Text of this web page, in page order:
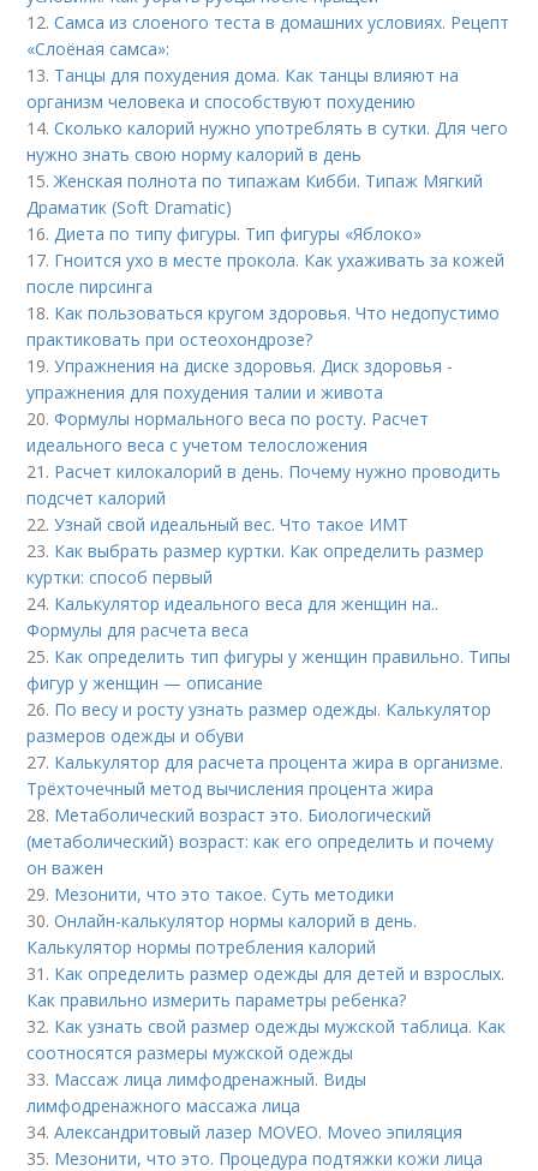
12.Самса из слоеного теста в домашних условиях. Рецепт
«Слоёная самса»:
13. Танцы для похудения дома. Как танцы влияют на
организм человека и способствуют похудению
14.Сколько калорий нужно употреблять в сутки. Для чего
нужно знать свою норму калорий в день
15.Женская полнота по типажам Кибби. Типаж Мягкий
Драматик (Soft Dramatic)
16.Диета по типу фигуры. Тип фигуры «Яблоко»
17. Гноится ухо в месте прокола. Как ухаживать за кожей
после пирсинга
18. Как пользоваться кругом здоровья. Что недопустимо
практиковать при остеохондрозе?
19.Упражнения на диске здоровья. Диск здоровья -
упражнения для похудения талии и живота
20.Формулы нормального веса по росту. Расчет
идеального веса с учетом телосложения
21. Расчет килокалорий в день. Почему нужно проводить
подсчет калорий
22.Узнай свой идеальный вес. Что такое ИМТ
23. Как выбрать размер куртки. Как определить размер
куртки: способ первый
24. Калькулятор идеального веса для женщин на..
Формулы для расчета веса
25. Как определить тип фигуры у женщин правильно. Типы
фигур у женщин — описание
26. По весу и росту узнать размер одежды. Калькулятор
размеров одежды и обуви
27. Калькулятор для расчета процента жира в организме.
Трёхточечный метод вычисления процента жира
28. Метаболический возраст это. Биологический
(метаболический) возраст: как его определить и почему
он важен
29. Мезонити, что это такое. Суть методики
30.Онлайн-калькулятор нормы калорий в день.
Калькулятор нормы потребления калорий
31. Как определить размер одежды для детей и взрослых.
Как правильно измерить параметры ребенка?
32. Как узнать свой размер одежды мужской таблица. Как
соотносятся размеры мужской одежды
33. Массаж лица лимфодренажный. Виды
лимфодренажного массажа лица
34.Александритовый лазер MOVEO. Moveo эпиляция
35. Мезонити, что это. Процедура подтяжки кожи лица